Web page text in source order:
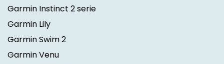
Garmin Instinct 2 serie
Garmin Lily
Garmin Swim 2
Garmin Venu